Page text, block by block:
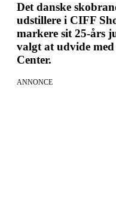
Det danske
udstillere i CIFF
markere sit 25-års
valgt at udvide
Center.
ANNONCE